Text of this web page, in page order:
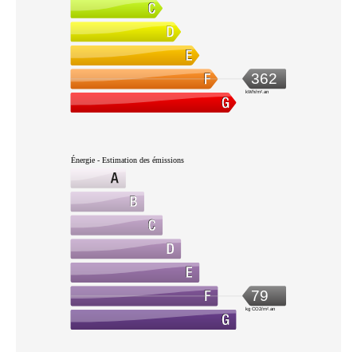
362
kWh/m².an
Énergie - Estimation des émissions
79
kg CO2/m².an